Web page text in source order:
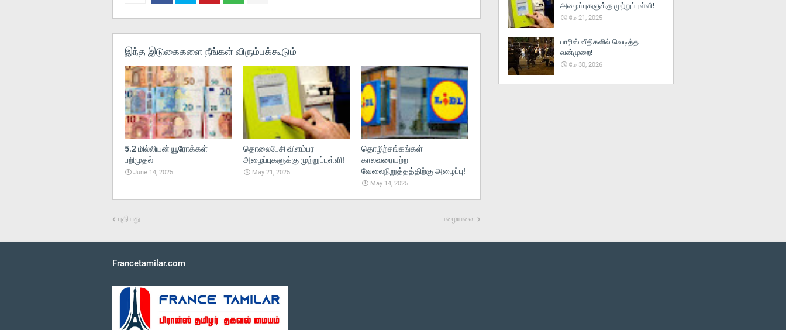
இந்த இடுகைகளை நீங்கள் விரும்பக்கூடும்
5.2 மில்லியன் யூரோக்கள்
பறிமுதல்
June 14, 2025
தொலைபேசி விளம்பர
அழைப்புகளுக்கு முற்றுப்புள்ளி!
May 21, 2025
தொழிற்சங்கங்கள்
காலவரையற்ற
வேலைநிறுத்தத்திற்கு அழைப்பு!
May 14, 2025
புதியது பழையவை
அழைப்புகளுக்கு முற்றுப்புள்ளி!
மே 21, 2025
பாரிஸ் வீதிகளில் வெடித்த
வன்முறை!
மே 30, 2026
Francetamilar.com